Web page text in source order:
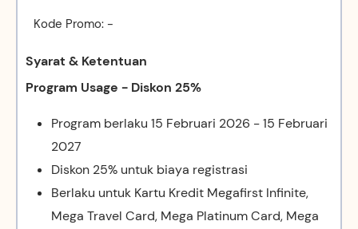
Kode Promo: -
Syarat & Ketentuan
Program Usage - Diskon 25%
Program berlaku 15 Februari 2026 - 15 Februari
2027
Diskon 25% untuk biaya registrasi
Berlaku untuk Kartu Kredit Megafirst Infinite,
Mega Travel Card, Mega Platinum Card, Mega